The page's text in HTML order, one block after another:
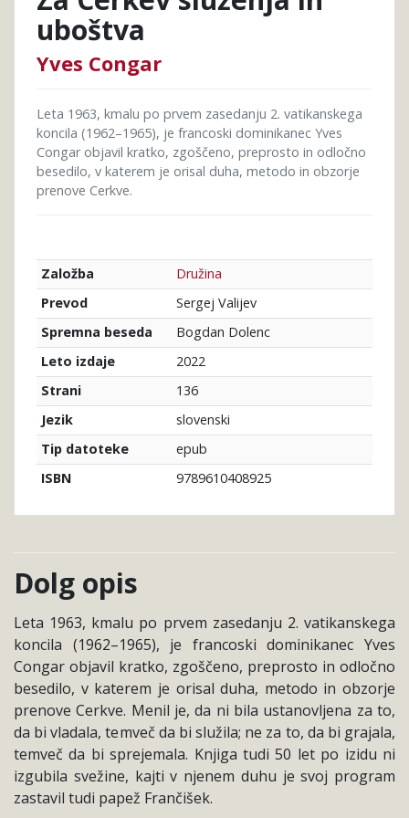
uboštva
Yves Congar
Leta 1963, kmalu po prvem zasedanju 2. vatikanskega
koncila (1962–1965), je francoski dominikanec Yves
Congar objavil kratko, zgoščeno, preprosto in odločno
besedilo, v katerem je orisal duha, metodo in obzorje
prenove Cerkve.
Založba
Družina
Prevod
Sergej Valijev
Spremna beseda
Bogdan Dolenc
Leto izdaje
2022
Strani
136
Jezik
slovenski
Tip datoteke
epub
ISBN
9789610408925
Dolg opis
Leta 1963, kmalu po prvem zasedanju 2. vatikanskega
koncila (1962–1965), je francoski dominikanec Yves
Congar objavil kratko, zgoščeno, preprosto in odločno
besedilo, v katerem je orisal duha, metodo in obzorje
prenove Cerkve. Menil je, da ni bila ustanovljena za to,
da bi vladala, temveč da bi služila; ne za to, da bi grajala,
temveč da bi sprejemala. Knjiga tudi 50 let po izidu ni
izgubila svežine, kajti v njenem duhu je svoj program
zastavil tudi papež Frančišek.